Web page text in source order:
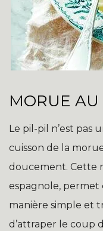
MORUE
Le pil-pil n’est pas
cuisson de la
doucement. Cette
espagnole, permet
manière simple et
d’attraper le coup